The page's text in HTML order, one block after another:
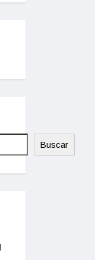
Buscar